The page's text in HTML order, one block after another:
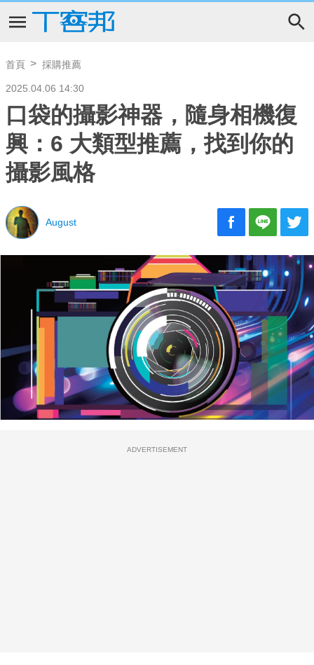
首頁 採購推薦
2025.04.06 14:30
口袋的攝影神器，隨身相機復
興：6 大類型推薦，找到你的
攝影風格
August
ADVERTISEMENT